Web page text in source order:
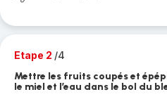
Etape 2 /4
Mettre les fruits coupés et
le miel et l’eau dans le bol du